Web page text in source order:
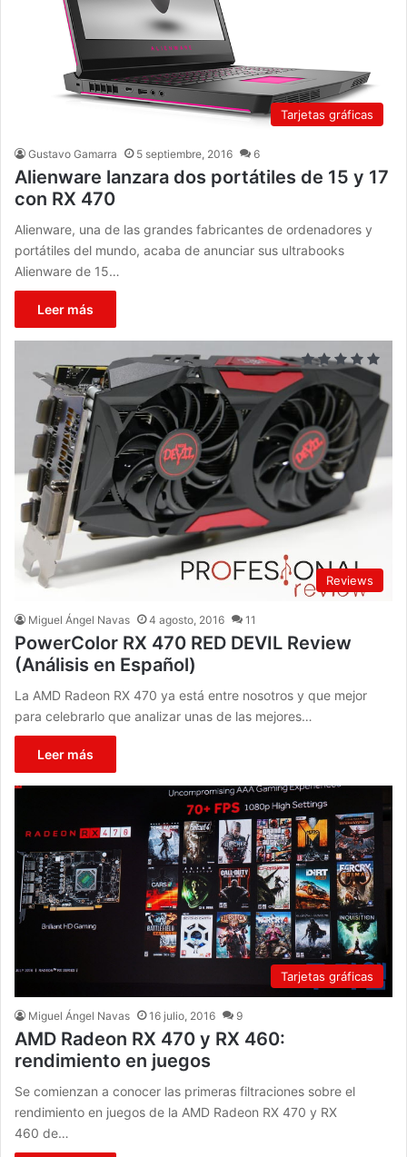
Tarjetas gráficas
Gustavo Gamarra 5 septiembre, 2016 6
Alienware lanzara dos portátiles de 15 y 17
con RX 470
Alienware, una de las grandes fabricantes de ordenadores y
portátiles del mundo, acaba de anunciar sus ultrabooks
Alienware de 15…
Leer más
Reviews
Miguel Ángel Navas 4 agosto, 2016 11
PowerColor RX 470 RED DEVIL Review
(Análisis en Español)
La AMD Radeon RX 470 ya está entre nosotros y que mejor
para celebrarlo que analizar unas de las mejores…
Leer más
Tarjetas gráficas
Miguel Ángel Navas 16 julio, 2016 9
AMD Radeon RX 470 y RX 460:
rendimiento en juegos
Se comienzan a conocer las primeras filtraciones sobre el
rendimiento en juegos de la AMD Radeon RX 470 y RX
460 de…